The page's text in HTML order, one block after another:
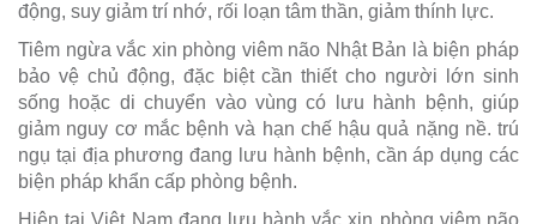
động, suy giảm trí nhớ, rối loạn tâm thần, giảm thính lực.
Tiêm ngừa vắc xin phòng viêm não Nhật Bản là biện pháp
bảo vệ chủ động, đặc biệt cần thiết cho người lớn sinh
sống hoặc di chuyển vào vùng có lưu hành bệnh, giúp
giảm nguy cơ mắc bệnh và hạn chế hậu quả nặng nề. trú
ngụ tại địa phương đang lưu hành bệnh, cần áp dụng các
biện pháp khẩn cấp phòng bệnh.
Hiện tại Việt Nam đang lưu hành vắc xin phòng viêm não